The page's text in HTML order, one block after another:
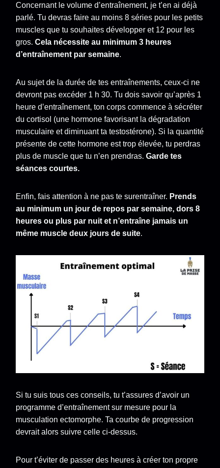
Concernant le volume d’entraînement, je t’en ai déjà
parlé. Tu devras faire au moins 8 séries pour les petits
muscles que tu souhaites développer et 12 pour les
gros. Cela nécessite au minimum 3 heures
d’entraînement par semaine.
Au sujet de la durée de tes entraînements, ceux-ci ne
devront pas excéder 1 h 30. Tu dois savoir qu’après 1
heure d’entraînement, ton corps commence à sécréter
du cortisol (une hormone favorisant la dégradation
musculaire et diminuant ta testostérone). Si la quantité
présente de cette hormone est trop élevée, tu perdras
plus de muscle que tu n’en prendras. Garde tes
séances courtes.
Enfin, fais attention à ne pas te surentraîner. Prends
au minimum un jour de repos par semaine, dors 8
heures ou plus par nuit et n’entraîne jamais un
même muscle deux jours de suite.
Si tu suis tous ces conseils, tu t’assures d’avoir un
programme d’entraînement sur mesure pour la
musculation ectomorphe. Ta courbe de progression
devrait alors suivre celle ci-dessus.
Pour t’éviter de passer des heures à créer ton propre